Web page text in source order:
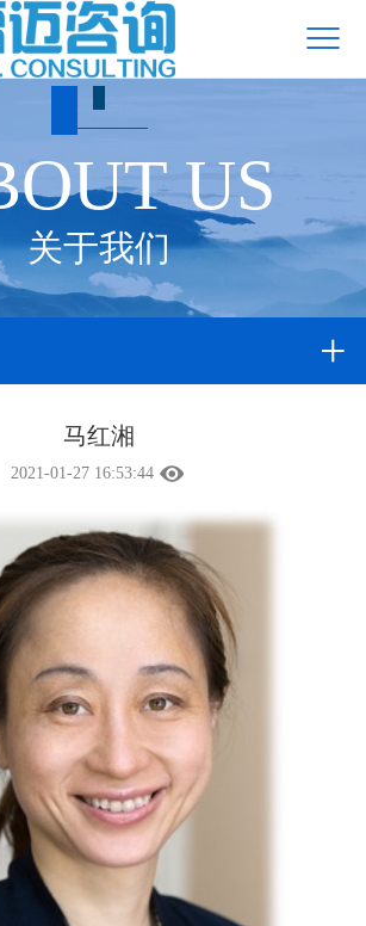
US
关于我们
马红湘
2021-01-27 16:53:44